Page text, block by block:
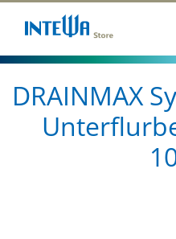
DRAINMAX